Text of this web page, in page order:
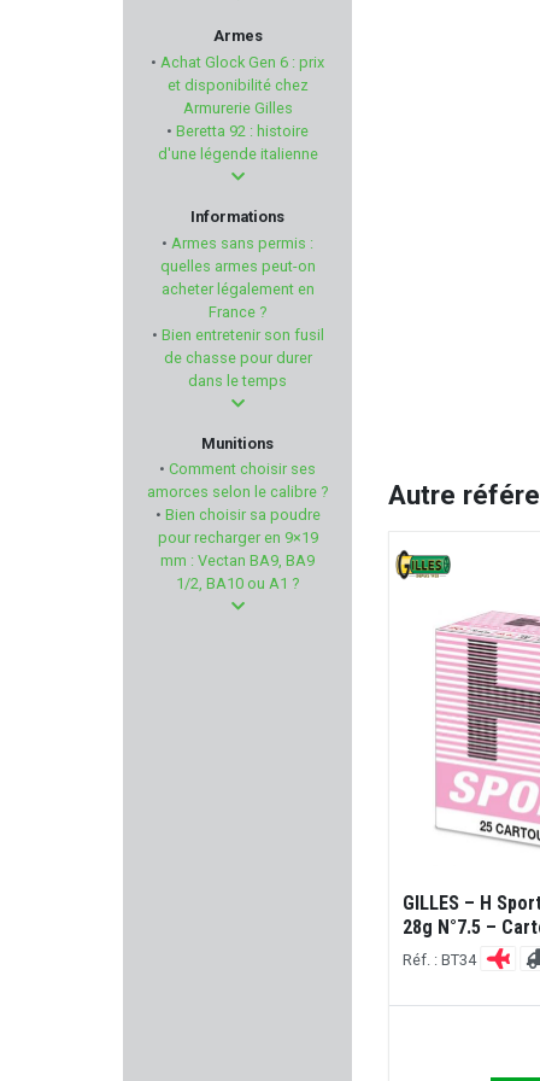
ROME
REVOTAC
MANURHIN
RCBS
DIAMONDBACK
UNIQUE
2A ARMAMENT
XS SIGHTS
Armes
• Achat Glock Gen 6 : prix
et disponibilité chez
Armurerie Gilles
• Beretta 92 : histoire
d'une légende italienne
Informations
• Armes sans permis :
quelles armes peut-on
acheter légalement en
France ?
• Bien entretenir son fusil
de chasse pour durer
dans le temps
Munitions
• Comment choisir ses
amorces selon le calibre ?
• Bien choisir sa poudre
pour recharger en 9×19
mm : Vectan BA9, BA9
1/2, BA10 ou A1 ?
Autre
GILLES – H
28g N°7.5 –
Réf. : BT34